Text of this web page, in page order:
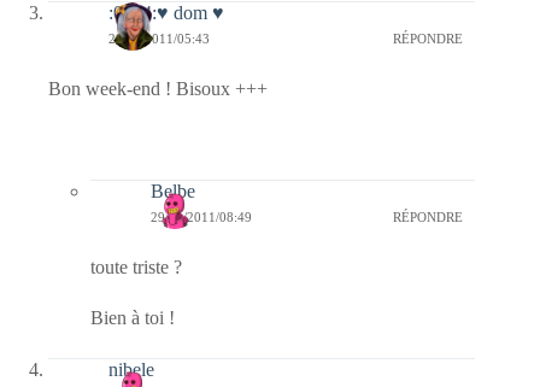
:0014:♥ dom ♥
29/01/2011/05:43 RÉPONDRE
Bon week-end ! Bisoux +++
Belbe
29/01/2011/08:49 RÉPONDRE
toute triste ?
Bien à toi !
nibele